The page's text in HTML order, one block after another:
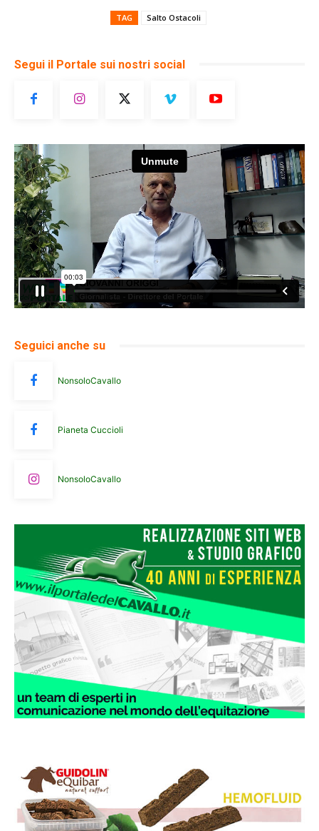
TAG Salto Ostacoli
Segui il Portale sui nostri social
Seguici anche su
NonsoloCavallo
Pianeta Cuccioli
NonsoloCavallo